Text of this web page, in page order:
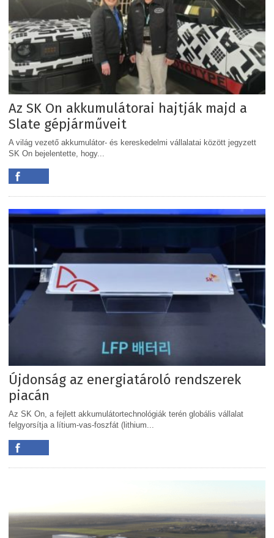
Az SK On akkumulátorai hajtják majd a
Slate gépjárműveit
A világ vezető akkumulátor- és kereskedelmi vállalatai között jegyzett
SK On bejelentette, hogy...
Újdonság az energiatároló rendszerek
piacán
Az SK On, a fejlett akkumulátortechnológiák terén globális vállalat
felgyorsítja a lítium-vas-foszfát (lithium...